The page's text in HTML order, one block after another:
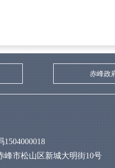
赤峰政
峰市松山区新城大明街10号